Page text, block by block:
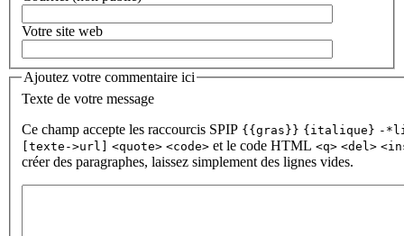
Votre site web
Ajoutez votre commentaire ici
Texte de votre message
Ce champ accepte les raccourcis SPIP {{gras}} {italique} -
[texte->url] <quote> <code> et le code HTML <q> <del>
créer des paragraphes, laissez simplement des lignes vides.